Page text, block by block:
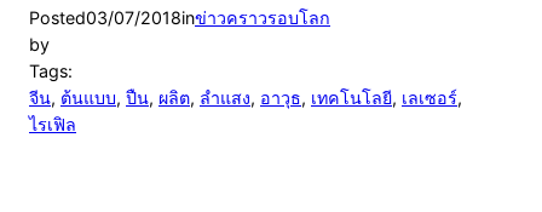
Posted03/07/2018inข่าวคราวรอบโลก
by
Tags:
จีน, ต้นแบบ, ปืน, ผลิต, ลำแสง, อาวุธ, เทคโนโลยี, เลเซอร์
ไรเฟิล